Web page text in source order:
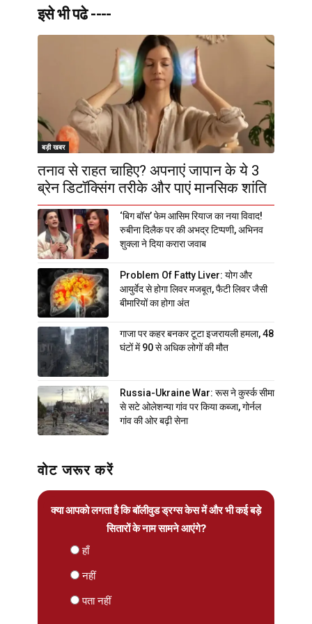
इसे भी पढे ----
बड़ी खबर
तनाव से राहत चाहिए? अपनाएं जापान के ये 3
ब्रेन डिटॉक्सिंग तरीके और पाएं मानसिक शांति
‘बिग बॉस’ फेम आसिम रियाज का नया विवाद!
रुबीना दिलैक पर की अभद्र टिप्पणी, अभिनव
शुक्ला ने दिया करारा जवाब
Problem Of Fatty Liver: योग और
आयुर्वेद से होगा लिवर मजबूत, फैटी लिवर जैसी
बीमारियों का होगा अंत
गाजा पर कहर बनकर टूटा इजरायली हमला, 48
घंटों में 90 से अधिक लोगों की मौत
Russia-Ukraine War: रूस ने कुर्स्क सीमा
से सटे ओलेशन्या गांव पर किया कब्जा, गोर्नल
गांव की ओर बढ़ी सेना
वोट जरूर करें
क्या आपको लगता है कि बॉलीवुड ड्रग्स केस में और भी कई बड़े
सितारों के नाम सामने आएंगे?
हाँ
नहीं
पता नहीं